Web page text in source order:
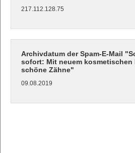
217.112.128.75
Archivdatum der Spam-E-Mail
sofort: Mit neuem kosmetischen
schöne Zähne"
09.08.2019